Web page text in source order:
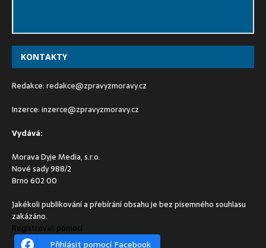
KONTAKTY
Redakce:redakce@zpravyzmoravy.cz
Inzerce:inzerce@zpravyzmoravy.cz
Vydává:
Morava Dyje Media, s.r.o.
Nové sady 988/2
Brno 602 00
Jakékoli publikování a přebírání obsahu je bez písemného souhlasu
zakázáno.
Registrovat pomocí
Přihlásit pomocí Facebook